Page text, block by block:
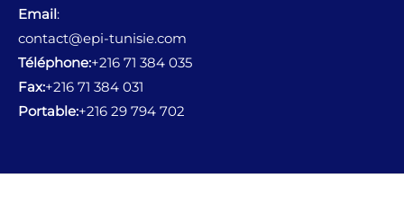
Email:
contact@epi-tunisie.com
Téléphone:+216 71 384 035
Fax:+216 71 384 031
Portable:+216 29 794 702